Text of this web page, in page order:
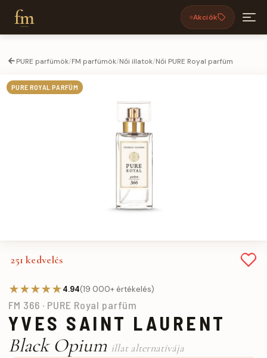
fm Akciók
PURE parfümök/FM parfümök/Női illatok/Női PURE Royal parfüm
PURE ROYAL PARFÜM
251 kedvelés
★★★★★4.94(19 000+ értékelés)
FM 366 · PURE Royal parfüm
YVES SAINT LAURENT
Black Opium illat alternatívája